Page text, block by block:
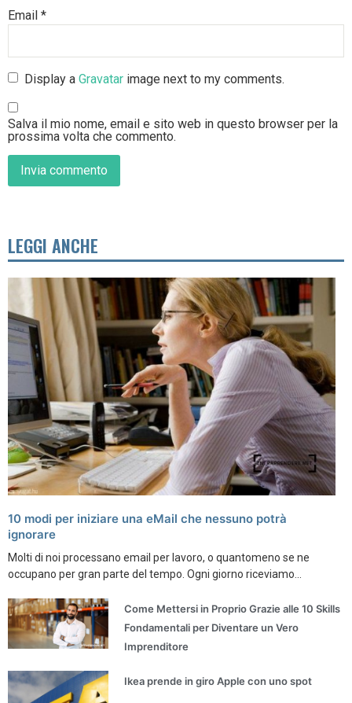
Email *
Display aGravatar image next to my comments.
Salva il mio nome, email e sito web in questo browser per la
prossima volta che commento.
LEGGI ANCHE
10 modi per iniziare una eMail che nessuno potrà
ignorare
Molti di noi processano email per lavoro, o quantomeno se ne
occupano per gran parte del tempo. Ogni giorno riceviamo...
Come Mettersi in Proprio Grazie alle 10 Skills
Fondamentali per Diventare un Vero
Imprenditore
Ikea prende in giro Apple con uno spot